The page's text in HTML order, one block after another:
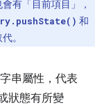
有「目前項目」，
和
。
串屬性，代表
狀態有所變